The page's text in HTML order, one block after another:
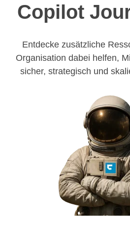
Copilot
Entdecke zusätzliche
Organisation dabei helfen,
sicher, strategisch und